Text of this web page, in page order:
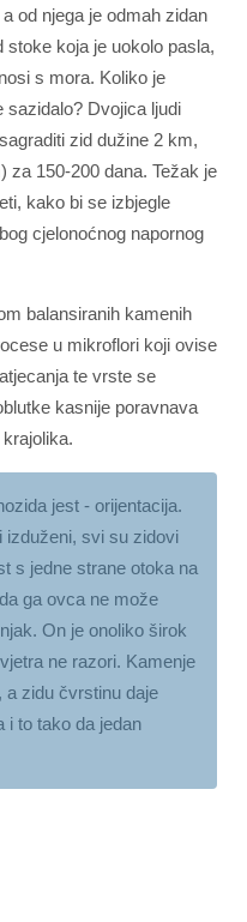
od njega je odmah zidan
stoke koja je uokolo pasla,
s mora. Koliko je
sazidalo? Dvojica ljudi
zid dužine 2 km,
za 150-200 dana. Težak je
kako bi se izbjegle
cjelonoćnog napornog
balansiranih kamenih
u mikroflori koji ovise
te vrste se
kasnije poravnava
jest - orijentacija.
izduženi, svi su zidovi
s jedne strane otoka na
ga ovca ne može
On je onoliko širok
ne razori. Kamenje
a zidu čvrstinu daje
i to tako da jedan